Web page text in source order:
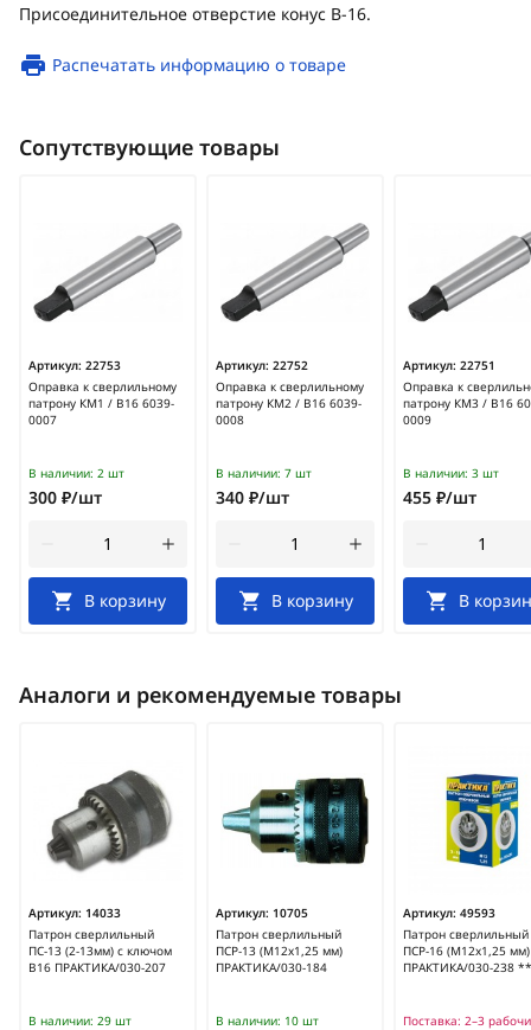
Присоединительное отверстие конус В-16.
Распечатать информацию о товаре
Сопутствующие товары
Артикул: 22753
Оправка к сверлильному
патрону КМ1 / В16 6039-
0007
В наличии: 2 шт
300 ₽/шт
В корзину
Артикул: 22752
Оправка к сверлильному
патрону КМ2 / В16 6039-
0008
В наличии: 7 шт
340 ₽/шт
В корзину
Артикул: 22751
Оправка к
патрону КМ3 / В16
0009
В наличии: 3 шт
455 ₽/шт
В
Аналоги и рекомендуемые товары
Артикул: 14033
Патрон сверлильный
ПС-13 (2-13мм) с ключом
В16 ПРАКТИКА/030-207
В наличии: 29 шт
Артикул: 10705
Патрон сверлильный
ПСР-13 (М12х1,25 мм)
ПРАКТИКА/030-184
В наличии: 10 шт
Артикул: 49593
Патрон сверлильный
ПСР-16 (М12х1,25 мм)
ПРАКТИКА/030-238 **
Поставка: 2–3